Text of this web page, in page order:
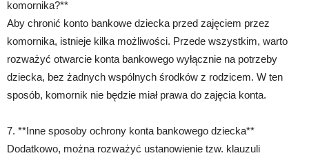
komornika?**
Aby chronić konto bankowe dziecka przed zajęciem przez
komornika, istnieje kilka możliwości. Przede wszystkim, warto
rozważyć otwarcie konta bankowego wyłącznie na potrzeby
dziecka, bez żadnych wspólnych środków z rodzicem. W ten
sposób, komornik nie będzie miał prawa do zajęcia konta.
7. **Inne sposoby ochrony konta bankowego dziecka**
Dodatkowo, można rozważyć ustanowienie tzw. klauzuli